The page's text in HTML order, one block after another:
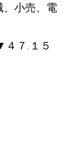
、小売、電
４７.１５